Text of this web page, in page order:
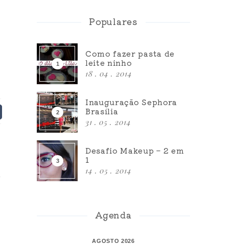
Populares
Como fazer pasta de
leite ninho
18 . 04 . 2014
Inauguração Sephora
Brasília
31 . 05 . 2014
Desafio Makeup – 2 em
1
14 . 05 . 2014
Agenda
AGOSTO 2026